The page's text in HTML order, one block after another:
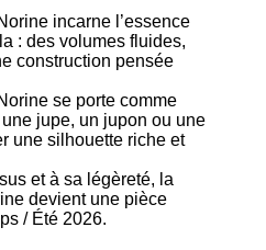
incarne l’essence
: des volumes fluides,
construction pensée
se porte comme
une jupe, un jupon ou une
une silhouette riche et
et à sa légèreté, la
devient une pièce
/ Été 2026.